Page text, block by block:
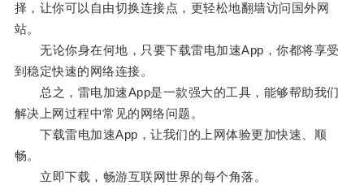
择，让你可以自由切换连接点，更轻松地翻墙访问国外网
站。
无论你身在何地，只要下载雷电加速App，你都将享受
到稳定快速的网络连接。
总之，雷电加速App是一款强大的工具，能够帮助我们
解决上网过程中常见的网络问题。
下载雷电加速App，让我们的上网体验更加快速、顺
畅。
立即下载，畅游互联网世界的每个角落。